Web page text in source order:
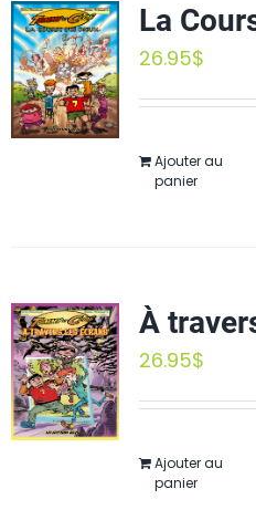
La
26.95$
Ajouter au
panier
À
26.95$
Ajouter au
panier